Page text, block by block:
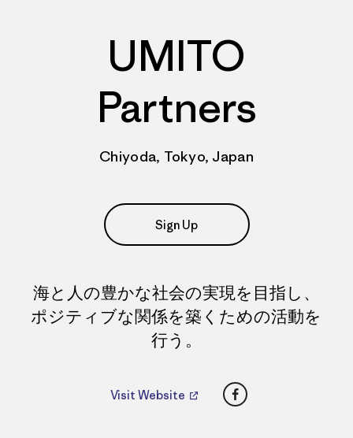
UMITO
Partners
Chiyoda, Tokyo, Japan
Sign Up
海と人の豊かな社会の実現を目指し、
ポジティブな関係を築くための活動を
行う。
Visit Website Facebook